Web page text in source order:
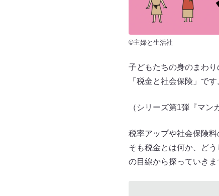
©主婦と生活社
子どもたちの身のまわ
「税金と社会保険」です
（シリーズ第1弾『マ
税率アップや社会保険
そも税金とは何か、ど
の目線から探っていきま